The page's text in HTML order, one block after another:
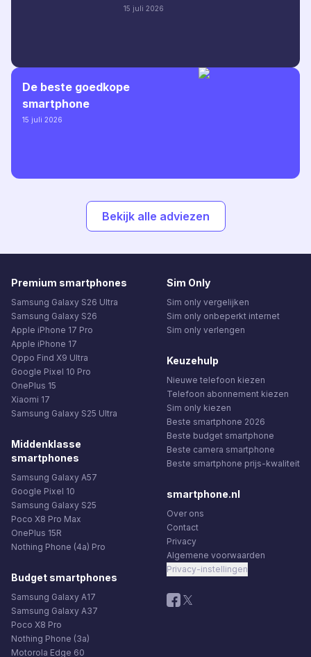
15 juli 2026
De beste goedkope
smartphone
15 juli 2026
Bekijk alle adviezen
Premium smartphones
Samsung Galaxy S26 Ultra
Samsung Galaxy S26
Apple iPhone 17 Pro
Apple iPhone 17
Oppo Find X9 Ultra
Google Pixel 10 Pro
OnePlus 15
Xiaomi 17
Samsung Galaxy S25 Ultra
Middenklasse
smartphones
Samsung Galaxy A57
Google Pixel 10
Samsung Galaxy S25
Poco X8 Pro Max
OnePlus 15R
Nothing Phone (4a) Pro
Budget smartphones
Samsung Galaxy A17
Samsung Galaxy A37
Poco X8 Pro
Nothing Phone (3a)
Motorola Edge 60
Sim Only
Sim only vergelijken
Sim only onbeperkt internet
Sim only verlengen
Keuzehulp
Nieuwe telefoon kiezen
Telefoon abonnement kiezen
Sim only kiezen
Beste smartphone 2026
Beste budget smartphone
Beste camera smartphone
Beste smartphone prijs-kwaliteit
smartphone.nl
Over ons
Contact
Privacy
Algemene voorwaarden
Privacy-instellingen